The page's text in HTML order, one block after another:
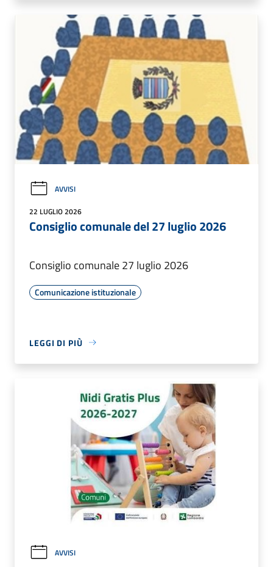
AVVISI
22 LUGLIO 2026
Consiglio comunale del 27 luglio 2026
Consiglio comunale 27 luglio 2026
Comunicazione istituzionale
LEGGI DI PIÙ
AVVISI